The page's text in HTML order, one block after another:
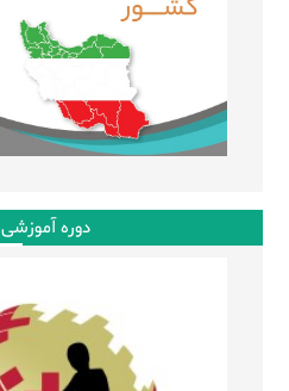
دوره آموزشی PDIA